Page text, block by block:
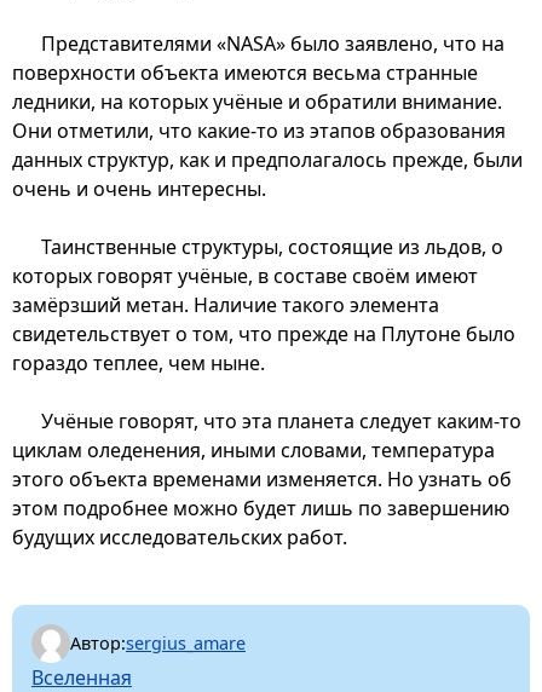
Представителями «NASA» было заявлено, что на
поверхности объекта имеются весьма странные
ледники, на которых учёные и обратили внимание.
Они отметили, что какие-то из этапов образования
данных структур, как и предполагалось прежде, были
очень и очень интересны.
Таинственные структуры, состоящие из льдов, о
которых говорят учёные, в составе своём имеют
замёрзший метан. Наличие такого элемента
свидетельствует о том, что прежде на Плутоне было
гораздо теплее, чем ныне.
Учёные говорят, что эта планета следует каким-то
циклам оледенения, иными словами, температура
этого объекта временами изменяется. Но узнать об
этом подробнее можно будет лишь по завершению
будущих исследовательских работ.
Автор:sergius_amare
Вселенная